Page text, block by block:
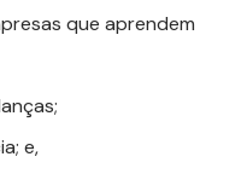
que aprendem
e,